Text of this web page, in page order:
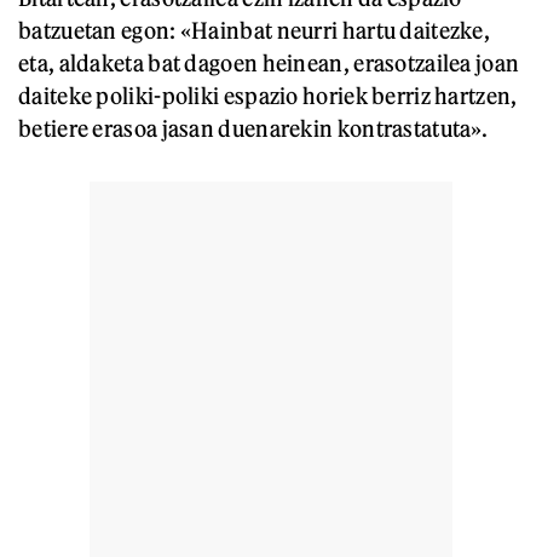
batzuetan egon: «Hainbat neurri hartu daitezke,
eta, aldaketa bat dagoen heinean, erasotzailea joan
daiteke poliki-poliki espazio horiek berriz hartzen,
betiere erasoa jasan duenarekin kontrastatuta».